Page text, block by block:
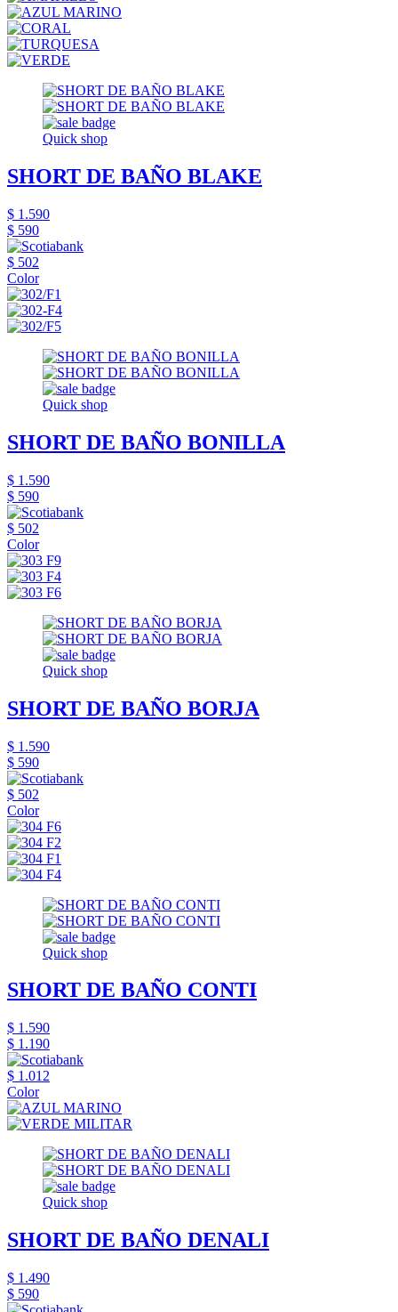
Quick shop
SHORT DE BAÑO BLAKE
$ 1.590
$ 590
$ 502
Color
Quick shop
SHORT DE BAÑO BONILLA
$ 1.590
$ 590
$ 502
Color
Quick shop
SHORT DE BAÑO BORJA
$ 1.590
$ 590
$ 502
Color
Quick shop
SHORT DE BAÑO CONTI
$ 1.590
$ 1.190
$ 1.012
Color
Quick shop
SHORT DE BAÑO DENALI
$ 1.490
$ 590